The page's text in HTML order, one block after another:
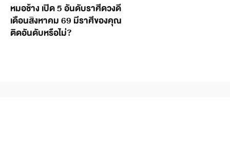
หมอช้าง เปิด 5 อันดับราศีดวงดี
เดือนสิงหาคม 69 มีราศีของคุณ
ติดอันดับหรือไม่?